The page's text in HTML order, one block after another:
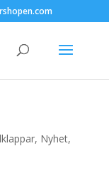
, Nyhet,